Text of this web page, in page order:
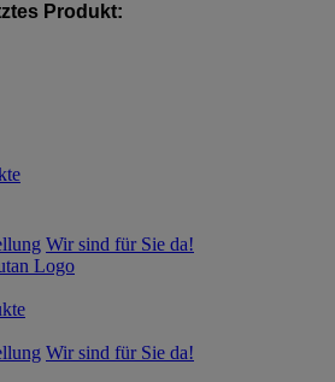
Produkt:
Wir sind für Sie da!
Wir sind für Sie da!